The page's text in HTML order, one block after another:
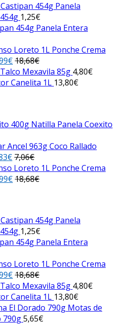
Panela
1,25€
Panela Entera
Ponche Crema
€18,68€
Talco Mexavila 85g 4,80€
Canelita 1L 13,80€
Natilla Panela Coexito
Coco Rallado
€7,06€
Ponche Crema
€18,68€
Panela
1,25€
Panela Entera
Ponche Crema
€18,68€
Talco Mexavila 85g 4,80€
Canelita 1L 13,80€
Motas de
790g5,65€